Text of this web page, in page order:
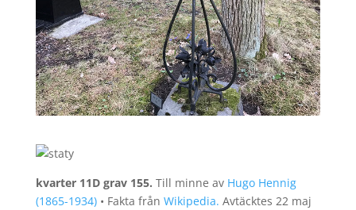
kvarter 11D grav 155. Till minne av Hugo Hennig
(1865-1934)• Fakta från Wikipedia. Avtäcktes 22 maj